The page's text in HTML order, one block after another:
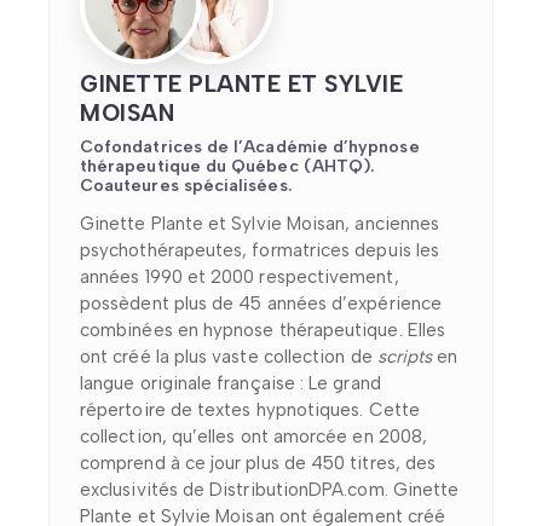
GINETTE PLANTE ET SYLVIE
MOISAN
Cofondatrices de l’Académie d’hypnose
thérapeutique du Québec (AHTQ).
Coauteures spécialisées.
Ginette Plante et Sylvie Moisan, anciennes
psychothérapeutes, formatrices depuis les
années 1990 et 2000 respectivement,
possèdent plus de 45 années d’expérience
combinées en hypnose thérapeutique. Elles
ont créé la plus vaste collection de scriptsen
langue originale française : Le grand
répertoire de textes hypnotiques. Cette
collection, qu’elles ont amorcée en 2008,
comprend à ce jour plus de 450 titres, des
exclusivités de DistributionDPA.com. Ginette
Plante et Sylvie Moisan ont également créé